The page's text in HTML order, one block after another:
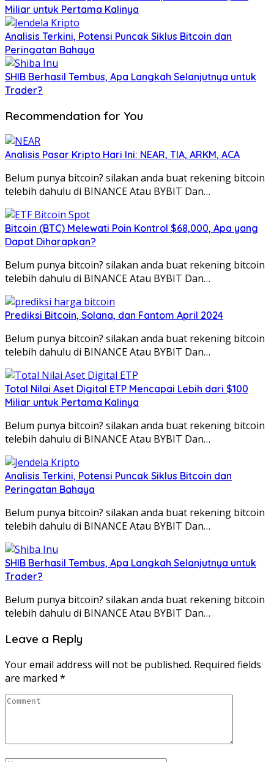
Miliar untuk Pertama Kalinya
Analisis Terkini, Potensi Puncak Siklus Bitcoin dan
Peringatan Bahaya
SHIB Berhasil Tembus, Apa Langkah Selanjutnya untuk
Trader?
Recommendation for You
Analisis Pasar Kripto Hari Ini: NEAR, TIA, ARKM, ACA
Belum punya bitcoin? silakan anda buat rekening bitcoin
telebih dahulu di BINANCE Atau BYBIT Dan…
Bitcoin (BTC) Melewati Poin Kontrol $68,000, Apa yang
Dapat Diharapkan?
Belum punya bitcoin? silakan anda buat rekening bitcoin
telebih dahulu di BINANCE Atau BYBIT Dan…
Prediksi Bitcoin, Solana, dan Fantom April 2024
Belum punya bitcoin? silakan anda buat rekening bitcoin
telebih dahulu di BINANCE Atau BYBIT Dan…
Total Nilai Aset Digital ETP Mencapai Lebih dari $100
Miliar untuk Pertama Kalinya
Belum punya bitcoin? silakan anda buat rekening bitcoin
telebih dahulu di BINANCE Atau BYBIT Dan…
Analisis Terkini, Potensi Puncak Siklus Bitcoin dan
Peringatan Bahaya
Belum punya bitcoin? silakan anda buat rekening bitcoin
telebih dahulu di BINANCE Atau BYBIT Dan…
SHIB Berhasil Tembus, Apa Langkah Selanjutnya untuk
Trader?
Belum punya bitcoin? silakan anda buat rekening bitcoin
telebih dahulu di BINANCE Atau BYBIT Dan…
Leave a Reply
Your email address will not be published. Required fields
are marked *